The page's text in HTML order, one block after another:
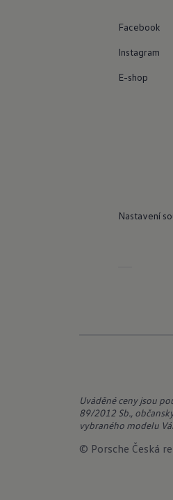
Facebook
Instagram
E-shop
Nastavení
Uváděné ceny jsou
89/2012 Sb.,
vybraného modelu
© Porsche Česká